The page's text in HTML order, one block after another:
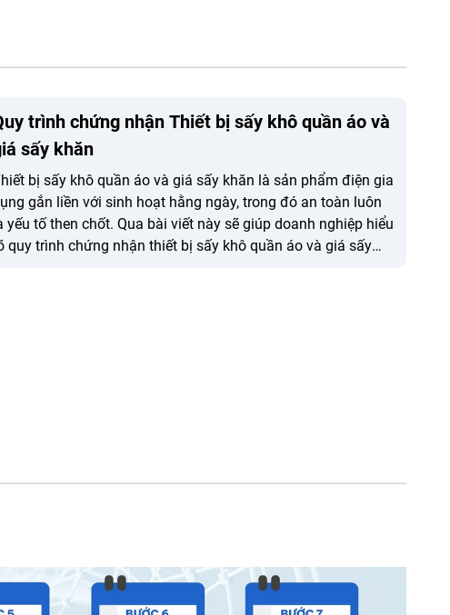
trình chứng nhận Thiết bị sấy khô quần áo và
sấy khăn
bị sấy khô quần áo và giá sấy khăn là sản phẩm điện gia
gắn liền với sinh hoạt hằng ngày, trong đó an toàn luôn
yếu tố then chốt. Qua bài viết này sẽ giúp doanh nghiệp hiểu
quy trình chứng nhận thiết bị sấy khô quần áo và giá sấy